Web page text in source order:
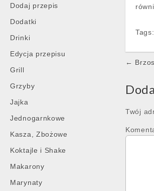
Dodaj przepis
Dodatki
Drinki
Edycja przepisu
Grill
Grzyby
Jajka
Jednogarnkowe
Kasza, Zbożowe
Koktajle i Shake
Makarony
Marynaty
Tags:
Post
←
Twój